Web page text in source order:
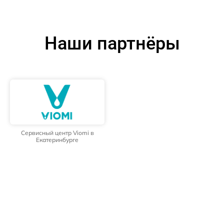
Наши партнёры
Сервисный центр Viomi в
Екатеринбурге